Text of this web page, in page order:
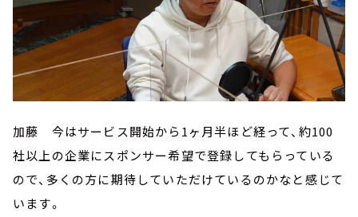
加藤 今はサービス開始から1ヶ月半ほど経って、約100
社以上の企業にスポンサー希望で登録してもらっている
ので、多くの方に期待していただけているのかなと感じて
います。